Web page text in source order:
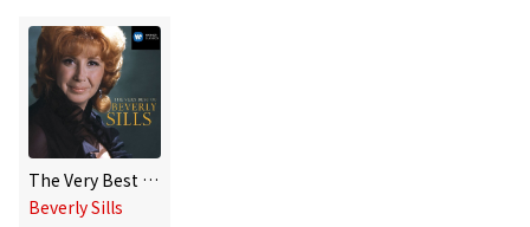
The Very Best Of Beverly Sills
Beverly Sills